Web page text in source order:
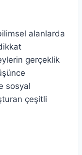
alanlarda
gerçeklik
sosyal
çeşitli